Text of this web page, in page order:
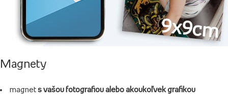
Magnety
magnets vašou fotografiou alebo akoukoľvek grafikou